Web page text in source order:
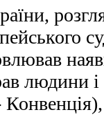
людини